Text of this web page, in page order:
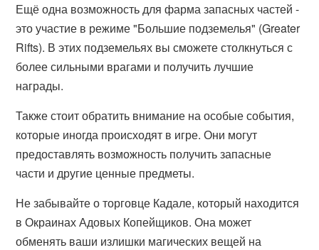
Ещё одна возможность для фарма запасных частей -
это участие в режиме "Большие подземелья" (Greater
Rifts). В этих подземельях вы сможете столкнуться с
более сильными врагами и получить лучшие
награды.
Также стоит обратить внимание на особые события,
которые иногда происходят в игре. Они могут
предоставлять возможность получить запасные
части и другие ценные предметы.
Не забывайте о торговце Кадале, который находится
в Окраинах Адовых Копейщиков. Она может
обменять ваши излишки магических вещей на